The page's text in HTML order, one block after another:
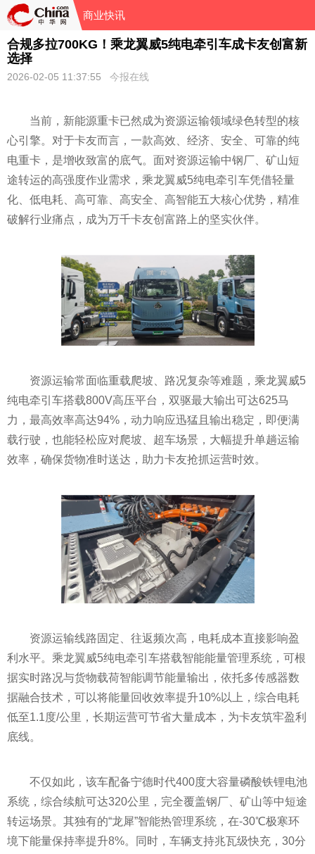
商业快讯
合规多拉700KG！乘龙翼威5纯电牵引车成卡友创富新
选择
2026-02-05 11:37:55 今报在线
当前，新能源重卡已然成为资源运输领域绿色转型的核
心引擎。对于卡友而言，一款高效、经济、安全、可靠的纯
电重卡，是增收致富的底气。面对资源运输中钢厂、矿山短
途转运的高强度作业需求，乘龙翼威5纯电牵引车凭借轻量
化、低电耗、高可靠、高安全、高智能五大核心优势，精准
破解行业痛点，成为万千卡友创富路上的坚实伙伴。
资源运输常面临重载爬坡、路况复杂等难题，乘龙翼威5
纯电牵引车搭载800V高压平台，双驱最大输出可达625马
力，最高效率高达94%，动力响应迅猛且输出稳定，即便满
载行驶，也能轻松应对爬坡、超车场景，大幅提升单趟运输
效率，确保货物准时送达，助力卡友抢抓运营时效。
资源运输线路固定、往返频次高，电耗成本直接影响盈
利水平。乘龙翼威5纯电牵引车搭载智能能量管理系统，可根
据实时路况与货物载荷智能调节能量输出，依托多传感器数
据融合技术，可以将能量回收效率提升10%以上，综合电耗
低至1.1度/公里，长期运营可节省大量成本，为卡友筑牢盈利
底线。
不仅如此，该车配备宁德时代400度大容量磷酸铁锂电池
系统，综合续航可达320公里，完全覆盖钢厂、矿山等中短途
转运场景。其独有的“龙犀”智能热管理系统，在-30℃极寒环
境下能量保持率提升8%。同时，车辆支持兆瓦级快充，30分